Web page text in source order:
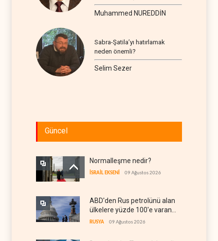
seyir
Muhammed NUREDDİN
Sabra-Şatila’yı hatırlamak
neden önemli?
Selim Sezer
Güncel
Normalleşme nedir?
İSRAİL EKSENİ 09 Ağustos 2026
ABD'den Rus petrolünü alan
ülkelere yüzde 100'e varan
gümrük vergisi
RUSYA 09 Ağustos 2026